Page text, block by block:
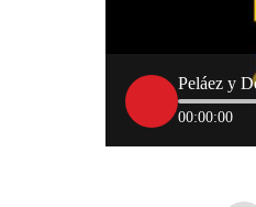
Peláez y
00:00:00